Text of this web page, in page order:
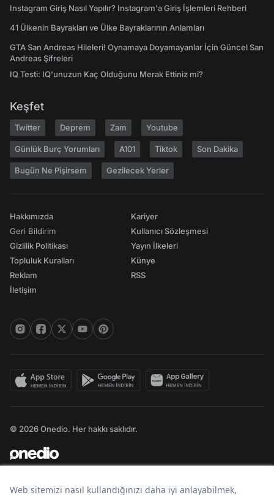
Instagram Giriş Nasıl Yapılır? Instagram'a Giriş İşlemleri Rehberi
41 Ülkenin Bayrakları ve Ülke Bayraklarının Anlamları
GTA San Andreas Hileleri! Oynamaya Doyamayanlar İçin Güncel San
Andreas Şifreleri
IQ Testi: IQ'unuzun Kaç Olduğunu Merak Ettiniz mi?
Keşfet
Twitter Deprem Zam Youtube
Günlük Burç Yorumları A101 Tiktok Son Dakika
Bugün Ne Pişirsem Gezilecek Yerler
Hakkımızda
Geri Bildirim
Gizlilik Politikası
Topluluk Kuralları
Reklam
İletişim
Kariyer
Kullanıcı Sözleşmesi
Yayın İlkeleri
Künye
RSS
© 2026 Onedio. Her hakkı saklıdır.